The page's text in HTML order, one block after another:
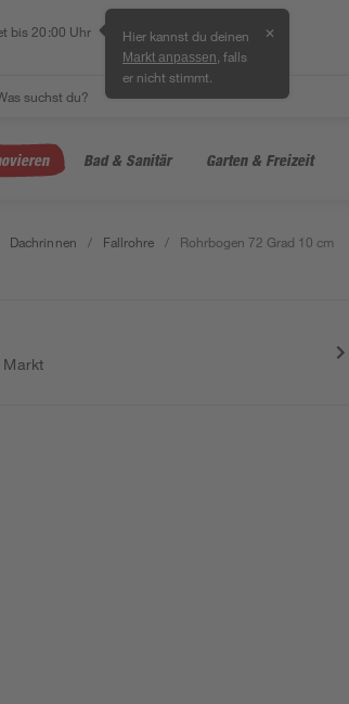
bis 20:00 Uhr Hier kannst du deinen
Markt anpassen , falls
er nicht stimmt.
✕
Bad & Sanitär Garten & Freizeit
Dachrinnen / Fallrohre / Rohrbogen 72 Grad 10 cm
Markt